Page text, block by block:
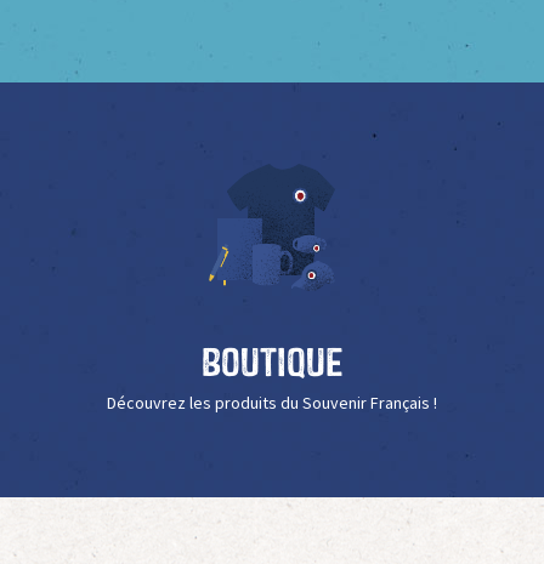
Boutique
Découvrez les produits du Souvenir Français !